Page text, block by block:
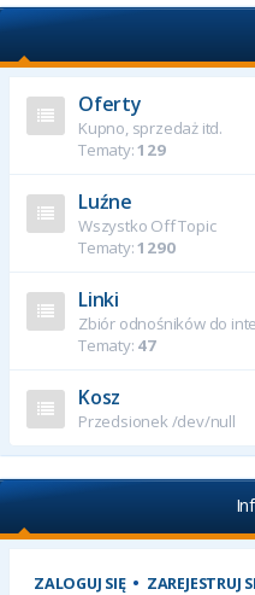
Oferty
Kupno, sprzedaż itd.
Tematy:129
Luźne
Wszystko Off Topic
Tematy:1290
Linki
Zbiór odnośników do
Tematy: 47
Kosz
Przedsionek /dev/null
ZALOGUJ SIĘ• ZAREJESTRUJ